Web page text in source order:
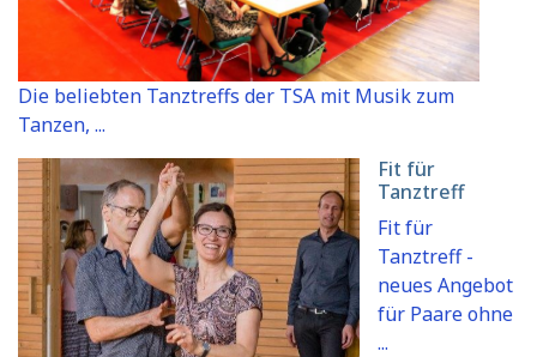
Die beliebten Tanztreffs der TSA mit Musik zum
Tanzen, ...
Fit für
Tanztreff
Fit für
Tanztreff -
neues Angebot
für Paare ohne
...